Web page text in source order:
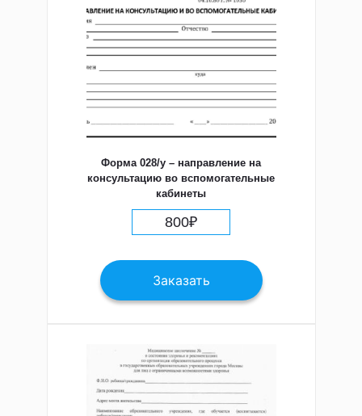
Форма 028/у – направление на
консультацию во вспомогательные
кабинеты
800₽
Заказать